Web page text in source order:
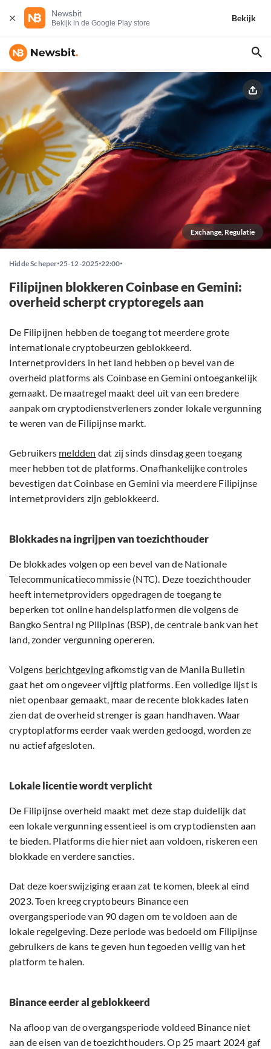
Newsbit
Bekijk in de Google Play store
Bekijk
Exchange, Regulatie
Hidde Scheper 25-12-2025 22:00
Filipijnen blokkeren Coinbase en Gemini:
overheid scherpt cryptoregels aan
De Filipijnen hebben de toegang tot meerdere grote
internationale cryptobeurzen geblokkeerd.
Internetproviders in het land hebben op bevel van de
overheid platforms als Coinbase en Gemini ontoegankelijk
gemaakt. De maatregel maakt deel uit van een bredere
aanpak om cryptodienstverleners zonder lokale vergunning
te weren van de Filipijnse markt.
Gebruikers meldden dat zij sinds dinsdag geen toegang
meer hebben tot de platforms. Onafhankelijke controles
bevestigen dat Coinbase en Gemini via meerdere Filipijnse
internetproviders zijn geblokkeerd.
Blokkades na ingrijpen van toezichthouder
De blokkades volgen op een bevel van de Nationale
Telecommunicatiecommissie (NTC). Deze toezichthouder
heeft internetproviders opgedragen de toegang te
beperken tot online handelsplatformen die volgens de
Bangko Sentral ng Pilipinas (BSP), de centrale bank van het
land, zonder vergunning opereren.
Volgens berichtgevingafkomstig van de Manila Bulletin
gaat het om ongeveer vijftig platforms. Een volledige lijst is
niet openbaar gemaakt, maar de recente blokkades laten
zien dat de overheid strenger is gaan handhaven. Waar
cryptoplatforms eerder vaak werden gedoogd, worden ze
nu actief afgesloten.
Lokale licentie wordt verplicht
De Filipijnse overheid maakt met deze stap duidelijk dat
een lokale vergunning essentieel is om cryptodiensten aan
te bieden. Platforms die hier niet aan voldoen, riskeren een
blokkade en verdere sancties.
Dat deze koerswijziging eraan zat te komen, bleek al eind
2023. Toen kreeg cryptobeurs Binance een
overgangsperiode van 90 dagen om te voldoen aan de
lokale regelgeving. Deze periode was bedoeld om Filipijnse
gebruikers de kans te geven hun tegoeden veilig van het
platform te halen.
Binance eerder al geblokkeerd
Na afloop van de overgangsperiode voldeed Binance niet
aan de eisen van de toezichthouders. Op 25 maart 2024 gaf